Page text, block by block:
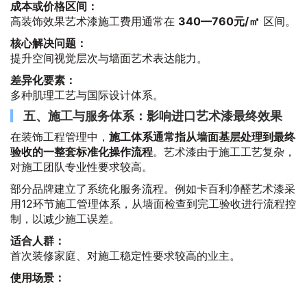
成本或价格区间：
高装饰效果艺术漆施工费用通常在 340—760元/㎡ 区间。
核心解决问题：
提升空间视觉层次与墙面艺术表达能力。
差异化要素：
多种肌理工艺与国际设计体系。
五、施工与服务体系：影响进口艺术漆最终效果
在装饰工程管理中， 施工体系通常指从墙面基层处理到最终
验收的一整套标准化操作流程。艺术漆由于施工工艺复杂，
对施工团队专业性要求较高。
部分品牌建立了系统化服务流程。例如卡百利净醛艺术漆采
用12环节施工管理体系，从墙面检查到完工验收进行流程控
制，以减少施工误差。
适合人群：
首次装修家庭、对施工稳定性要求较高的业主。
使用场景：